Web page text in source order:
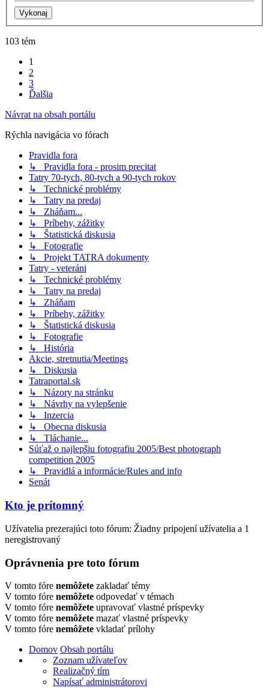
103 tém
1
2
3
Ďalšia
Návrat na obsah portálu
Rýchla navigácia vo fórach
Pravidla fora
↳ Pravidla fora - prosim precitat
Tatry 70-tych, 80-tych a 90-tych rokov
↳ Technické problémy
↳ Tatry na predaj
↳ Zháňam...
↳ Príbehy, zážitky
↳ Štatistická diskusia
↳ Fotografie
↳ Projekt TATRA dokumenty
Tatry - veteráni
↳ Technické problémy
↳ Tatry na predaj
↳ Zháňam
↳ Príbehy, zážitky
↳ Štatistická diskusia
↳ Fotografie
↳ História
Akcie, stretnutia/Meetings
↳ Diskusia
Tatraportal.sk
↳ Názory na stránku
↳ Návrhy na vylepšenie
↳ Inzercia
↳ Obecna diskusia
↳ Tláchanie...
Súťaž o najlepšiu fotografiu 2005/Best photograph
competition 2005
↳ Pravidlá a informácie/Rules and info
Senát
Kto je prítomný
Užívatelia prezerajúci toto fórum: Žiadny pripojení užívatelia a 1
neregistrovaný
Oprávnenia pre toto fórum
V tomto fóre nemôžete zakladať témy
V tomto fóre nemôžete odpovedať v témach
V tomto fóre nemôžete upravovať vlastné príspevky
V tomto fóre nemôžete mazať vlastné príspevky
V tomto fóre nemôžete vkladať prílohy
Domov Obsah portálu
Zoznam užívateľov
Realizačný tím
Napísať administrátorovi